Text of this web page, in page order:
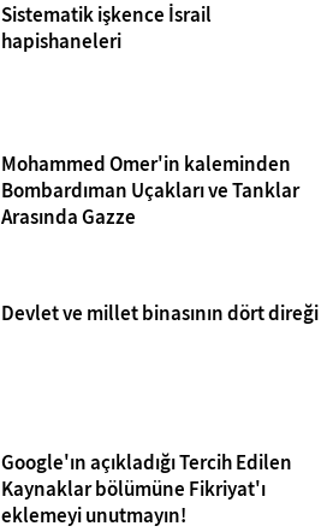
Sistematik işkence İsrail
hapishaneleri
Mohammed Omer'in kaleminden
Bombardıman Uçakları ve Tanklar
Arasında Gazze
Devlet ve millet binasının dört direği
Google'ın açıkladığı Tercih Edilen
Kaynaklar bölümüne Fikriyat'ı
eklemeyi unutmayın!